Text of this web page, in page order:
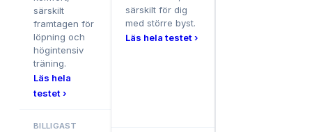
särskilt
framtagen för
löpning och
högintensiv
träning.
Läs hela
testet ›
BILLIGAST
särskilt för dig
med större byst.
Läs hela testet ›